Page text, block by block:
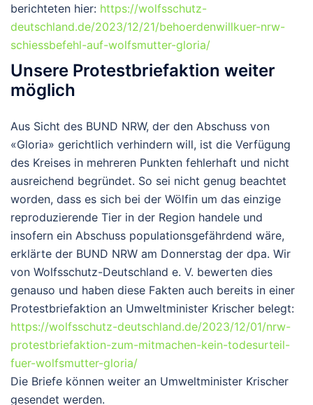
berichteten hier: https://wolfsschutz-
deutschland.de/2023/12/21/behoerdenwillkuer-nrw-
schiessbefehl-auf-wolfsmutter-gloria/
Unsere Protestbriefaktion weiter
möglich
Aus Sicht des BUND NRW, der den Abschuss von
«Gloria» gerichtlich verhindern will, ist die Verfügung
des Kreises in mehreren Punkten fehlerhaft und nicht
ausreichend begründet. So sei nicht genug beachtet
worden, dass es sich bei der Wölfin um das einzige
reproduzierende Tier in der Region handele und
insofern ein Abschuss populationsgefährdend wäre,
erklärte der BUND NRW am Donnerstag der dpa. Wir
von Wolfsschutz-Deutschland e. V. bewerten dies
genauso und haben diese Fakten auch bereits in einer
Protestbriefaktion an Umweltminister Krischer belegt:
https://wolfsschutz-deutschland.de/2023/12/01/nrw-
protestbriefaktion-zum-mitmachen-kein-todesurteil-
fuer-wolfsmutter-gloria/
Die Briefe können weiter an Umweltminister Krischer
gesendet werden.